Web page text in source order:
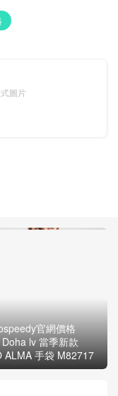
圖片
官網價格
lv 當季新款
ALMA 手袋 M82717